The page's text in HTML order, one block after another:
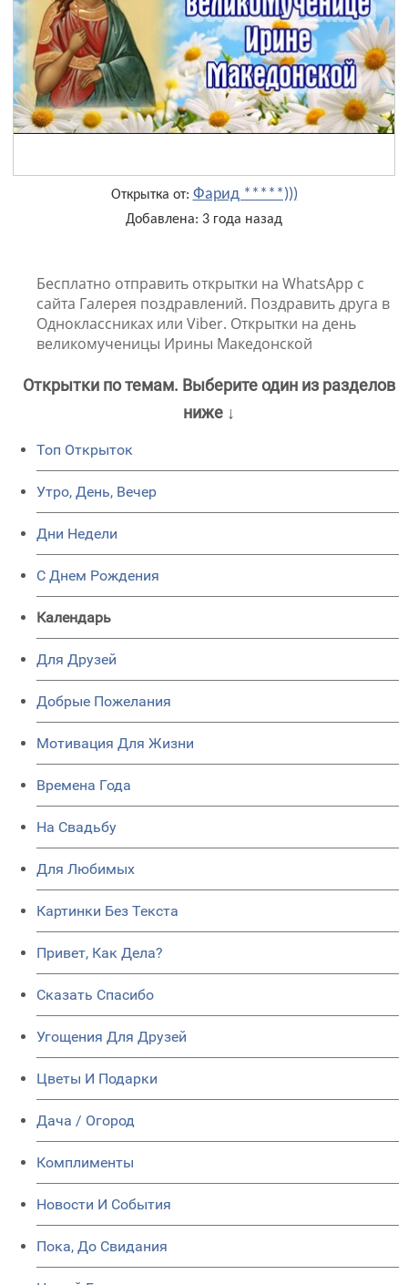
Открытка от: Фарид *****)))
Добавлена: 3 года назад
Бесплатно отправить открытки на WhatsApp с
сайта Галерея поздравлений. Поздравить друга в
Одноклассниках или Viber. Открытки на день
великомученицы Ирины Македонской
Открытки по темам. Выберите один из разделов
ниже ↓
Топ Открыток
Утро, День, Вечер
Дни Недели
C Днем Рождения
Календарь
Для Друзей
Добрые Пожелания
Мотивация Для Жизни
Времена Года
На Свадьбу
Для Любимых
Картинки Без Текста
Привет, Как Дела?
Сказать Спасибо
Угощения Для Друзей
Цветы И Подарки
Дача / Огород
Комплименты
Новости И События
Пока, До Свидания